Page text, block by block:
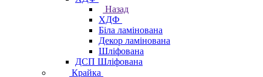
Назад
ХДФ
Біла ламінована
Декор ламінована
Шліфована
ДСП Шліфована
Крайка